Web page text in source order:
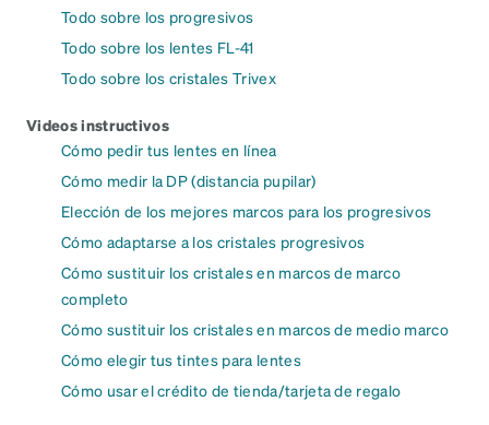
Todo sobre los progresivos
Todo sobre los lentes FL-41
Todo sobre los cristales Trivex
Videos instructivos
Cómo pedir tus lentes en línea
Cómo medir la DP (distancia pupilar)
Elección de los mejores marcos para los progresivos
Cómo adaptarse a los cristales progresivos
Cómo sustituir los cristales en marcos de marco
completo
Cómo sustituir los cristales en marcos de medio marco
Cómo elegir tus tintes para lentes
Cómo usar el crédito de tienda/tarjeta de regalo